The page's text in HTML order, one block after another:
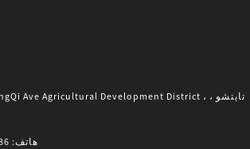
هاتف: 0086-13901431072